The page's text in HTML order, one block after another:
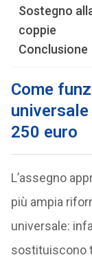
Sostegno
coppie
Conclusione
Come
250 euro
L’assegno
più ampia
universale:
sostituiscono